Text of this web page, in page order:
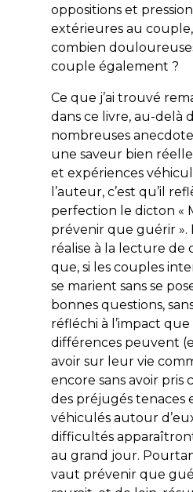
oppositions et
extérieures au couple,
combien
couple également ?
Ce que j’ai trouvé
dans ce livre, au-delà
nombreuses
une saveur bien
et expériences
l’auteur, c’est qu’il
perfection le dicton «
prévenir que guérir ».
réalise à la lecture de
que, si les couples
se marient sans se
bonnes questions,
réfléchi à l’impact
différences peuvent
avoir sur leur vie
encore sans avoir pris
des préjugés tenaces
véhiculés autour
difficultés
au grand jour.
vaut prévenir que